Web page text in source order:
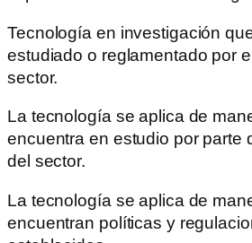
Tecnología en investigación
estudiado o reglamentado por
sector.
La tecnología se aplica de
encuentra en estudio por parte
del sector.
La tecnología se aplica de
encuentran políticas y